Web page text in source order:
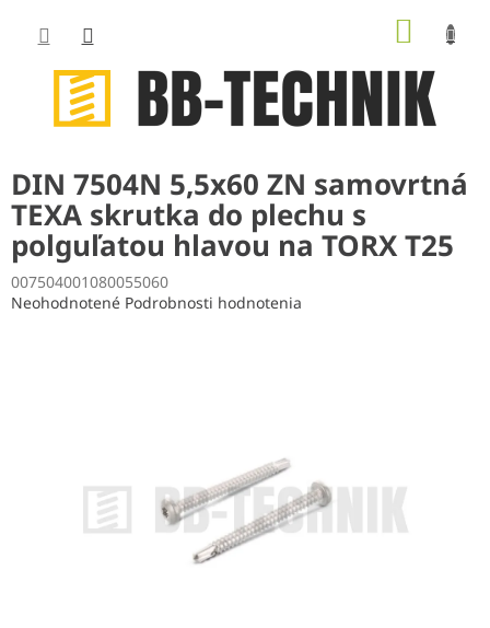
obsah
DIN 7504N 5,5x60 ZN samovrtná
TEXA skrutka do plechu s
polguľatou hlavou na TORX T25
007504001080055060
Priemerné
Neohodnotené Podrobnosti hodnotenia